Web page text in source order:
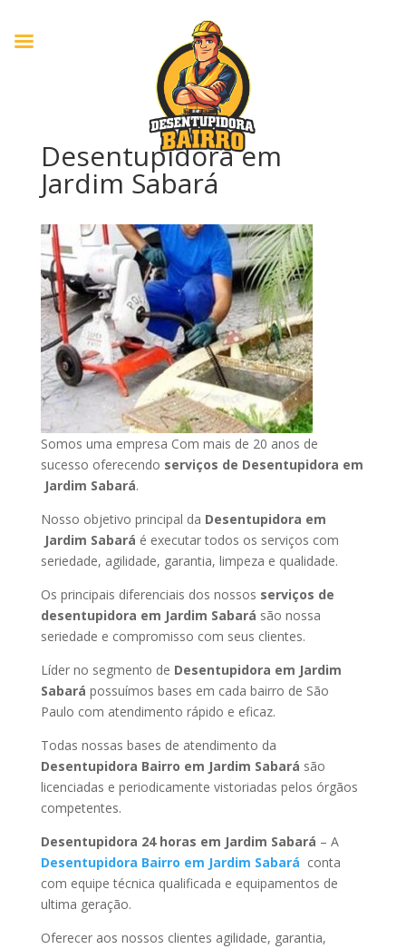
Desentupidora em
Jardim Sabará
Somos uma empresa Com mais de 20 anos de
sucesso oferecendo serviços de Desentupidora em
Jardim Sabará.
Nosso objetivo principal da Desentupidora em
Jardim Sabará é executar todos os serviços com
seriedade, agilidade, garantia, limpeza e qualidade.
Os principais diferenciais dos nossos serviços de
desentupidora em Jardim Sabará são nossa
seriedade e compromisso com seus clientes.
Líder no segmento de Desentupidora em Jardim
Sabará possuímos bases em cada bairro de São
Paulo com atendimento rápido e eficaz.
Todas nossas bases de atendimento da
Desentupidora Bairro em Jardim Sabará são
licenciadas e periodicamente vistoriadas pelos órgãos
competentes.
Desentupidora 24 horas em Jardim Sabará – A
Desentupidora Bairro em Jardim Sabará conta
com equipe técnica qualificada e equipamentos de
ultima geração.
Oferecer aos nossos clientes agilidade, garantia,